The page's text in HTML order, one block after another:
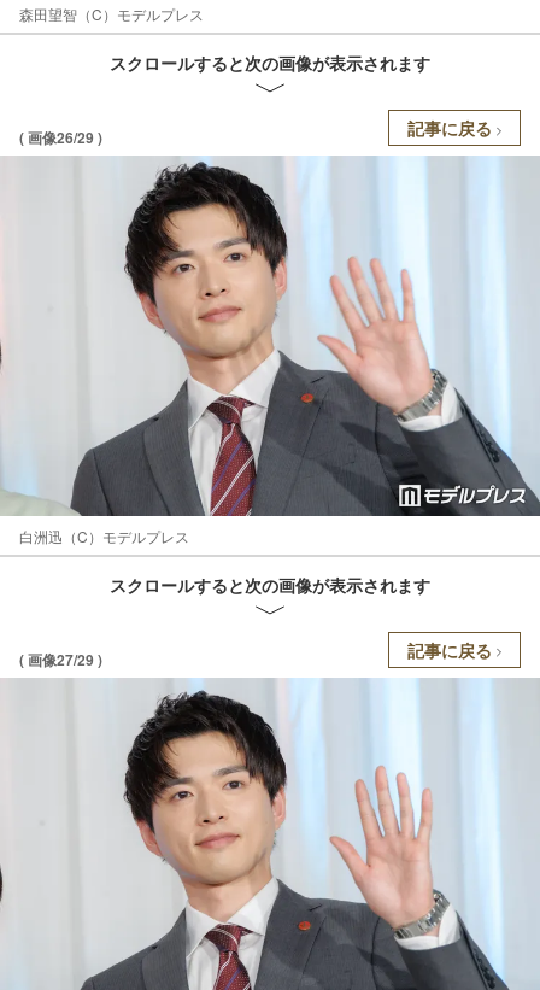
森田望智（C）モデルプレス
スクロールすると次の画像が表示されます
( 画像26/29 ) 記事に戻る
白洲迅（C）モデルプレス
スクロールすると次の画像が表示されます
( 画像27/29 ) 記事に戻る